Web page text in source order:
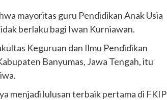
mayoritas guru Pendidikan Anak Usia
berlaku bagi Iwan Kurniawan.
Keguruan dan Ilmu Pendidikan
Banyumas, Jawa Tengah, itu
menjadi lulusan terbaik pertama di FKIP